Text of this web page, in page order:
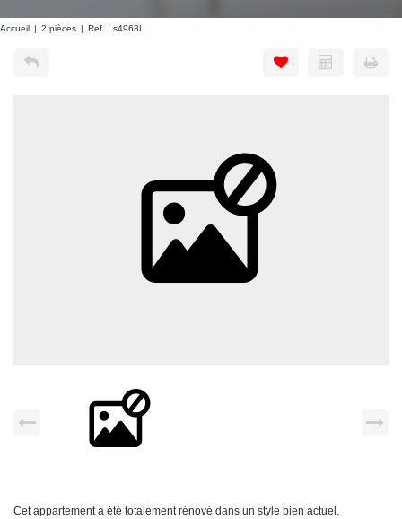
Accueil 2 pièces Ref. : s4968L
Cet appartement a été totalement rénové dans un style bien actuel.